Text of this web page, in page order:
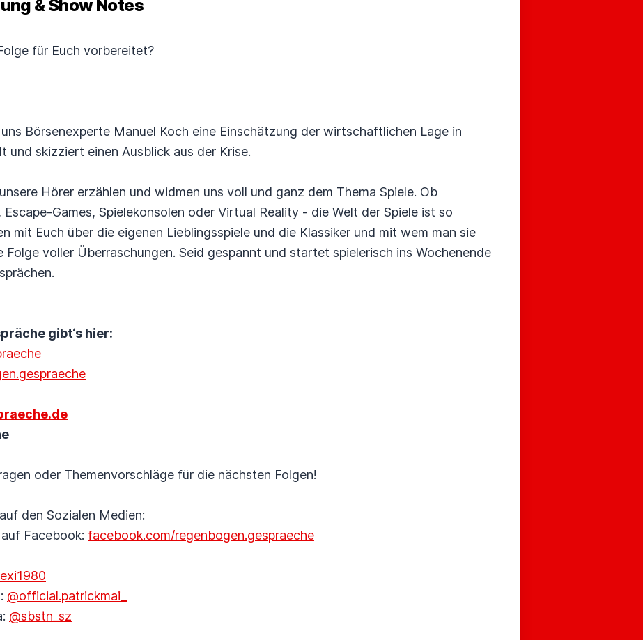
& Show Notes
für Euch vorbereitet?
Börsenexperte Manuel Koch eine Einschätzung der wirtschaftlichen Lage in
und skizziert einen Ausblick aus der Krise.
Hörer erzählen und widmen uns voll und ganz dem Thema Spiele. Ob
Games, Spielekonsolen oder Virtual Reality - die Welt der Spiele ist so
mit Euch über die eigenen Lieblingsspiele und die Klassiker und mit wem man sie
Folge voller Überraschungen. Seid gespannt und startet spielerisch ins Wochenende
gibt‘s hier:
oder Themenvorschläge für die nächsten Folgen!
den Sozialen Medien:
Facebook: facebook.com/regenbogen.gespraeche
@official.patrickmai_
@sbstn_sz